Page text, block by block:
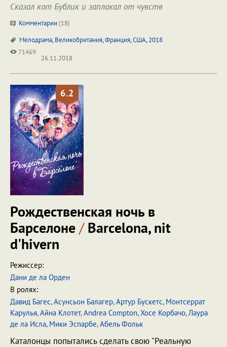
Сказал кот Бублик и заплакал от чувств
Комментарии (18)
Мелодрама,Великобритания,Франция,США,2018
71469
26.11.2018
6.2
Рождественская ночь в
Барселоне/Barcelona, nit
d'hivern
Режиссер:
Дани де ла Орден
В ролях:
Давид Багес,Асунсьон Балагер,Артур Бускетс, Монтсеррат
Карулья,Айна Клотет,Andrea Compton,Хосе Корбачо,Лаура
де ла Исла, Мики Эспарбе,Абель Фольк
Каталонцы попытались сделать свою "Реальную